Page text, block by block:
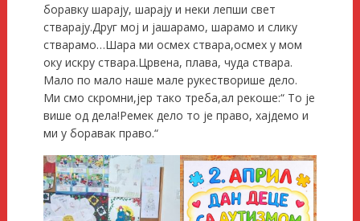
боравку шарају, шарају и неки лепши свет
стварају.Друг мој и јашарамо, шарамо и слику
стварамо…Шара ми осмех ствара,осмех у мом
оку искру ствара.Црвена, плава, чуда ствара.
Мало по мало наше мале рукестворише дело.
Ми смо скромни,јер тако треба,ал рекоше:“ То је
више од дела!Ремек дело то је право, хајдемо и
ми у боравак право.“